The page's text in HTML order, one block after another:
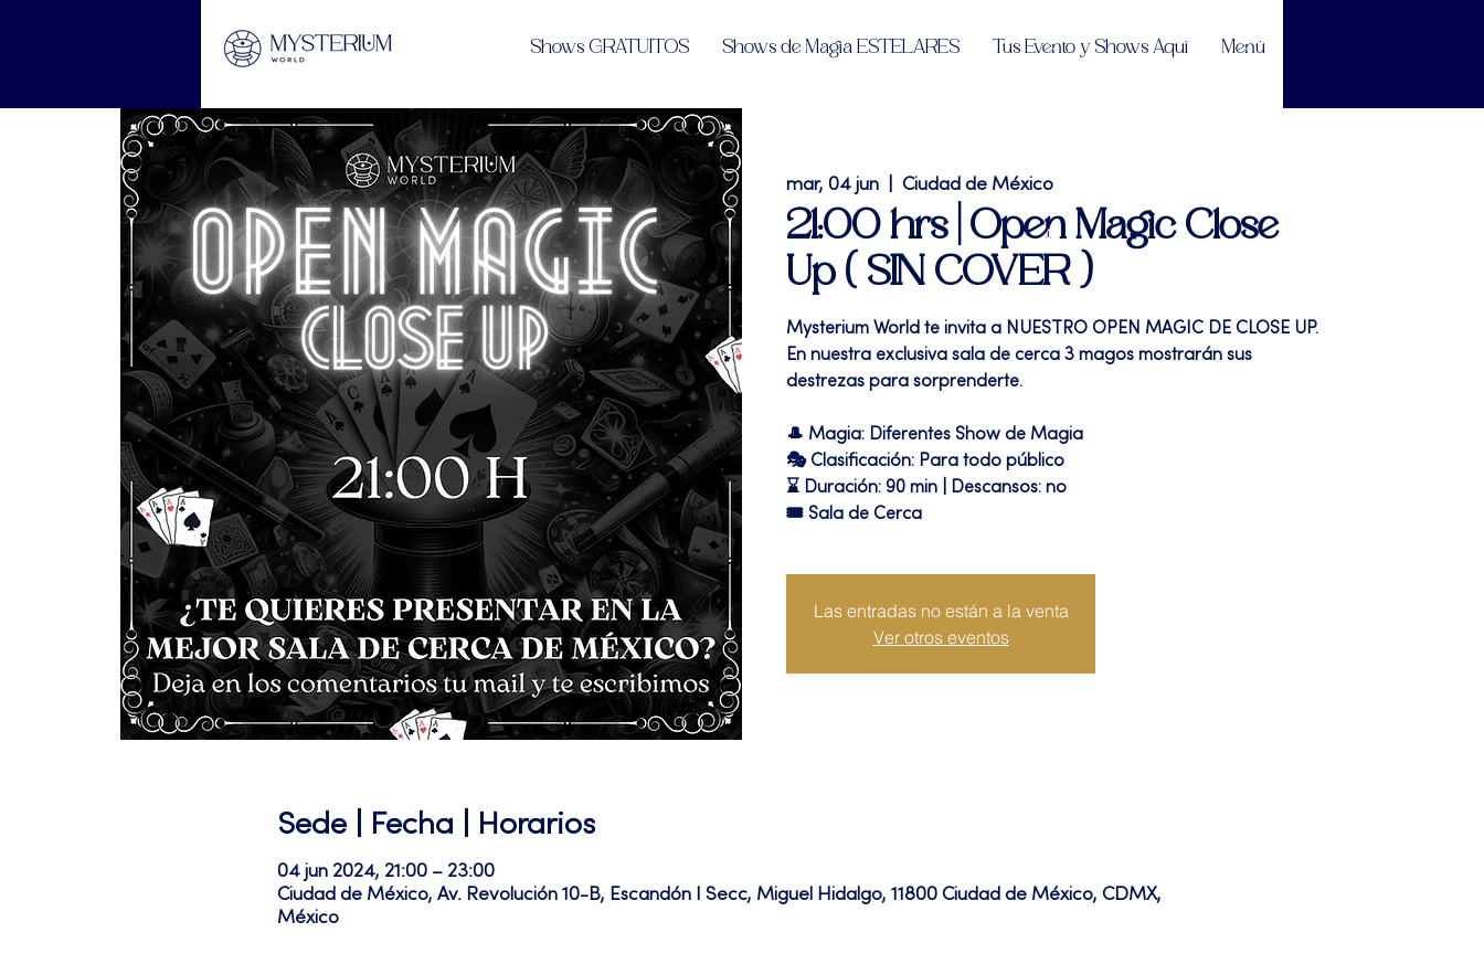
Shows GRATUITOS Shows de Magia ESTELARES Tus Evento y Shows Aquí Menú
mar, 04 jun Ciudad de México
21:00 hrs | Open Magic Close
Up ( SIN COVER )
Mysterium World te invita a NUESTRO OPEN MAGIC DE CLOSE UP.
En nuestra exclusiva sala de cerca 3 magos mostrarán sus
destrezas para sorprenderte.
🎩 Magia: Diferentes Show de Magia
🎭 Clasificación: Para todo público
⌛ Duración: 90 min | Descansos: no
🎟 Sala de Cerca
Las entradas no están a la venta
Ver otros eventos
Sede | Fecha | Horarios
04 jun 2024, 21:00 – 23:00
Ciudad de México, Av. Revolución 10-B, Escandón I Secc, Miguel Hidalgo, 11800 Ciudad de México, CDMX,
México